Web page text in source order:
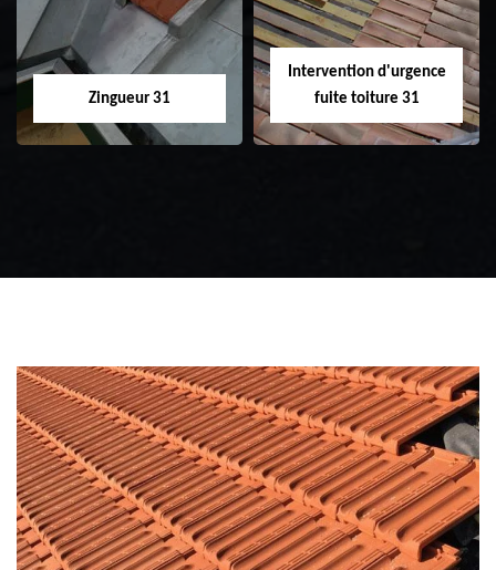
Zingueur 31
Intervention d'urgence
fuite toiture 31